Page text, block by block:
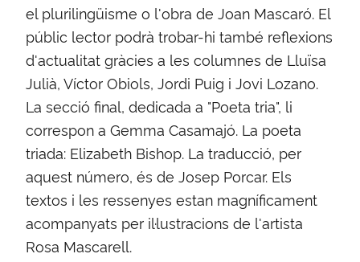
el plurilingüisme o l'obra de Joan Mascaró. El
públic lector podrà trobar-hi també reflexions
d'actualitat gràcies a les columnes de Lluïsa
Julià, Víctor Obiols, Jordi Puig i Jovi Lozano.
La secció final, dedicada a "Poeta tria", li
correspon a Gemma Casamajó. La poeta
triada: Elizabeth Bishop. La traducció, per
aquest número, és de Josep Porcar. Els
textos i les ressenyes estan magníficament
acompanyats per il·lustracions de l'artista
Rosa Mascarell.